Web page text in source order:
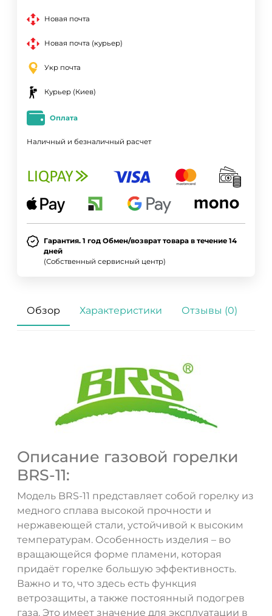
Новая почта
Новая почта (курьер)
Укр почта
Курьер (Киев)
Оплата
Наличный и безналичный расчет
Гарантия. 1 год Обмен/возврат товара в течение 14
дней
(Собственный сервисный центр)
Обзор Характеристики Отзывы (0)
Описание газовой горелки
BRS-11:
Модель BRS-11 представляет собой горелку из
медного сплава высокой прочности и
нержавеющей стали, устойчивой к высоким
температурам. Особенность изделия – во
вращающейся форме пламени, которая
придаёт горелке большую эффективность.
Важно и то, что здесь есть функция
ветрозащиты, а также постоянный подогрев
газа. Это имеет значение для эксплуатации в